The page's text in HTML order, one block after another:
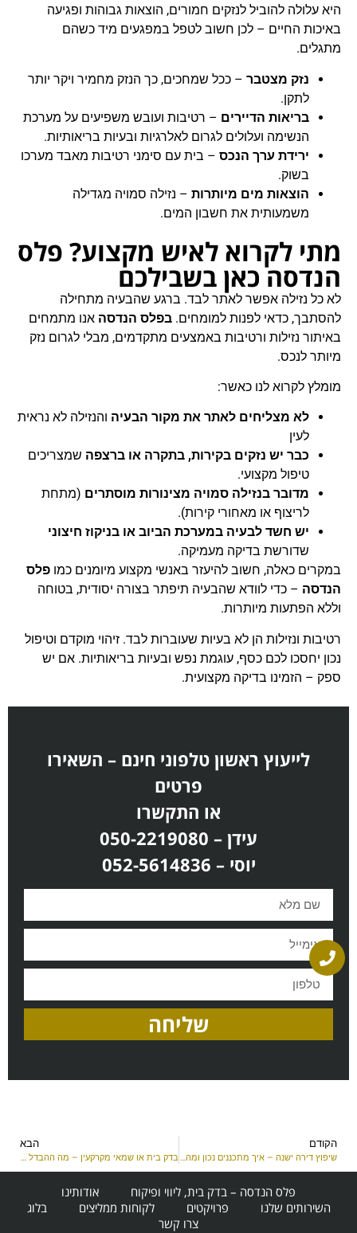
היא עלולה להוביל לנזקים חמורים, הוצאות גבוהות ופגיעה
באיכות החיים – לכן חשוב לטפל במפגעים מיד כשהם
מתגלים.
נזק מצטבר– ככל שמחכים, כך הנזק מחמיר ויקר יותר
לתקן.
בריאות הדיירים– רטיבות ועובש משפיעים על מערכת
הנשימה ועלולים לגרום לאלרגיות ובעיות בריאותיות.
ירידת ערך הנכס– בית עם סימני רטיבות מאבד מערכו
בשוק.
הוצאות מים מיותרות– נזילה סמויה מגדילה
משמעותית את חשבון המים.
מתי לקרוא לאיש מקצוע? פלס
הנדסה כאן בשבילכם
לא כל נזילה אפשר לאתר לבד. ברגע שהבעיה מתחילה
להסתבך, כדאי לפנות למומחים. בפלס הנדסהאנו מתמחים
באיתור נזילות ורטיבות באמצעים מתקדמים, מבלי לגרום נזק
מיותר לנכס.
מומלץ לקרוא לנו כאשר:
לא מצליחים לאתר את מקור הבעיהוהנזילה לא נראית
לעין
כבר יש נזקים בקירות, בתקרה או ברצפהשמצריכים
טיפול מקצועי.
מדובר בנזילה סמויה מצינורות מוסתרים(מתחת
לריצוף או מאחורי קירות).
יש חשד לבעיה במערכת הביוב או בניקוז חיצוני
שדורשת בדיקה מעמיקה.
במקרים כאלה, חשוב להיעזר באנשי מקצוע מיומנים כמו פלס
הנדסה– כדי לוודא שהבעיה תיפתר בצורה יסודית, בטוחה
וללא הפתעות מיותרות.
רטיבות ונזילות הן לא בעיות שעוברות לבד. זיהוי מוקדם וטיפול
נכון יחסכו לכם כסף, עוגמת נפש ובעיות בריאותיות. אם יש
ספק – הזמינו בדיקה מקצועית.
לייעוץ ראשון טלפוני חינם – השאירו
פרטים
או התקשרו
עידן – 050-2219080
יוסי – 052-5614836
שליחה
הקודם
שיפוץ דירה ישנה – איך מתכננים נכון ומה חשוב לבדוק מראש
הבא
בדק בית או שמאי מקרקעין – מה ההבדל ומתי לפנות למי?
פלס הנדסה – בדק בית, ליווי ופיקוח
אודותינו
השירותים שלנו
פרויקטים לקוחות ממליצים
בלוג
צרו קשר